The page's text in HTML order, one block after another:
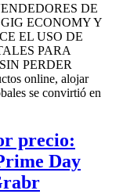
DE
ECONOMY Y
EL USO DE
PARA
PERDER
online, alojar
se convirtió en
precio:
Day